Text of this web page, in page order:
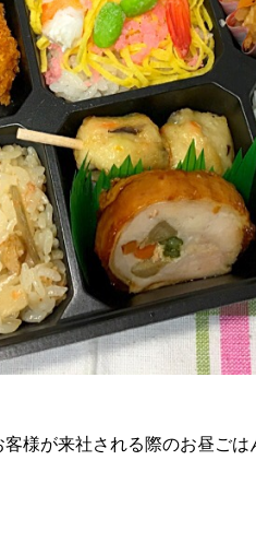
様が来社される際のお昼ご